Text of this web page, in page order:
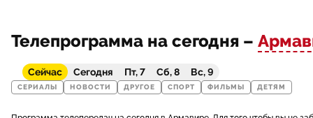
Телепрограмма на сегодня –
Сейчас Сегодня Пт, 7 Сб, 8 Вс, 9
СЕРИАЛЫ НОВОСТИ ДРУГОЕ СПОРТ ФИЛЬМЫ ДЕТЯМ